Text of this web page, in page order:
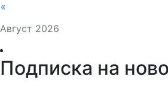
Август 2026
«
Подписка на